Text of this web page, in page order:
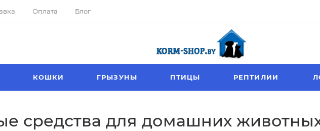
Оплата Блог
КОШКИ ГРЫЗУНЫ ПТИЦЫ РЕПТИЛИИ
средства для домашних